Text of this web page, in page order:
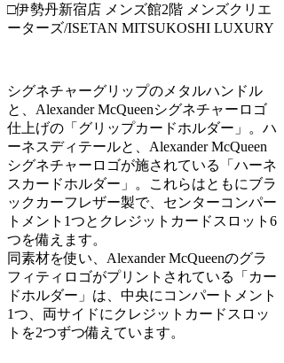
□伊勢丹新宿店 メンズ館2階 メンズクリエ
ーターズ/ISETAN MITSUKOSHI LUXURY
シグネチャーグリップのメタルハンドル
と、Alexander McQueenシグネチャーロゴ
仕上げの「グリップカードホルダー」。ハ
ーネスディテールと、Alexander McQueen
シグネチャーロゴが施されている「ハーネ
スカードホルダー」。これらはともにブラ
ックカーフレザー製で、センターコンパー
トメント1つとクレジットカードスロット6
つを備えます。
同素材を使い、Alexander McQueenのグラ
フィティロゴがプリントされている「カー
ドホルダー」は、中央にコンパートメント
1つ、両サイドにクレジットカードスロッ
トを2つずつ備えています。